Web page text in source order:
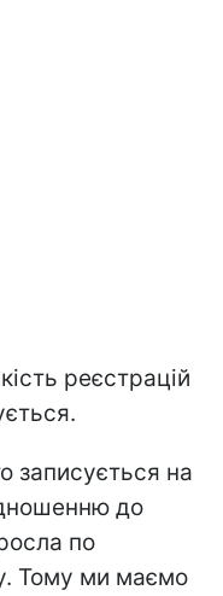
реєстрацій
записується на
до
по
Тому ми маємо